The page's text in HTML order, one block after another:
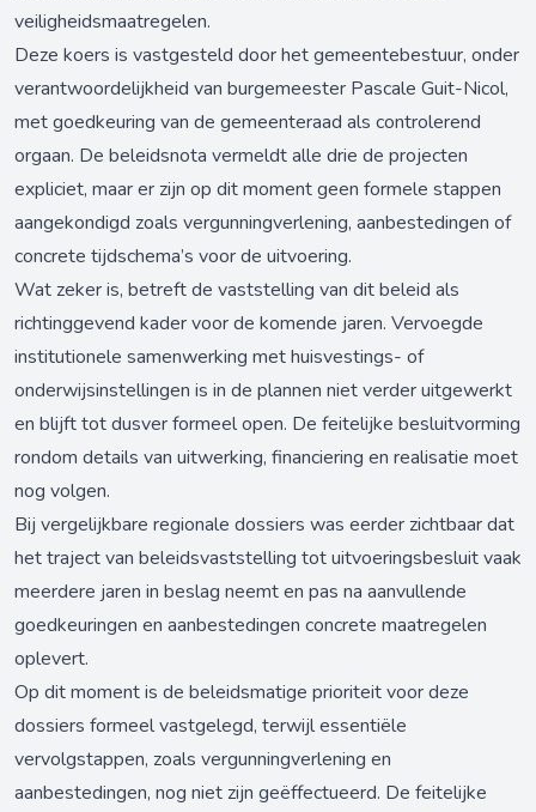
veiligheidsmaatregelen.
Deze koers is vastgesteld door het gemeentebestuur, onder
verantwoordelijkheid van burgemeester Pascale Guit-Nicol,
met goedkeuring van de gemeenteraad als controlerend
orgaan. De beleidsnota vermeldt alle drie de projecten
expliciet, maar er zijn op dit moment geen formele stappen
aangekondigd zoals vergunningverlening, aanbestedingen of
concrete tijdschema’s voor de uitvoering.
Wat zeker is, betreft de vaststelling van dit beleid als
richtinggevend kader voor de komende jaren. Vervoegde
institutionele samenwerking met huisvestings- of
onderwijsinstellingen is in de plannen niet verder uitgewerkt
en blijft tot dusver formeel open. De feitelijke besluitvorming
rondom details van uitwerking, financiering en realisatie moet
nog volgen.
Bij vergelijkbare regionale dossiers was eerder zichtbaar dat
het traject van beleidsvaststelling tot uitvoeringsbesluit vaak
meerdere jaren in beslag neemt en pas na aanvullende
goedkeuringen en aanbestedingen concrete maatregelen
oplevert.
Op dit moment is de beleidsmatige prioriteit voor deze
dossiers formeel vastgelegd, terwijl essentiële
vervolgstappen, zoals vergunningverlening en
aanbestedingen, nog niet zijn geëffectueerd. De feitelijke